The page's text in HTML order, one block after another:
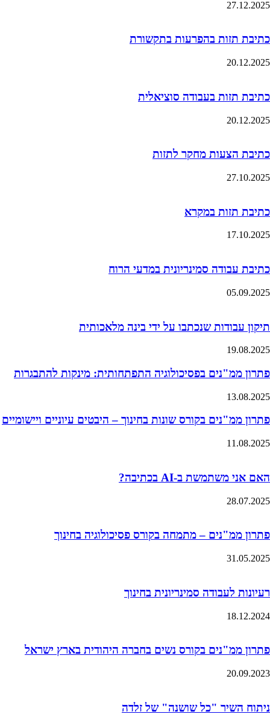
27.12.2025
כתיבת תזות בהפרעות בתקשורת
20.12.2025
כתיבת תזות בעבודה סוציאלית
20.12.2025
כתיבת הצעות מחקר לתזות
27.10.2025
כתיבת תזות במקרא
17.10.2025
כתיבת עבודה סמינריונית במדעי הרוח
05.09.2025
תיקון עבודות שנכתבו על ידי בינה מלאכותית
19.08.2025
פתרון ממ"נים בפסיכולוגיה התפתחותית: מינקות להתבגרות
13.08.2025
פתרון ממ"נים בקורס שונות בחינוך – היבטים עיוניים ויישומיים
11.08.2025
האם אני משתמשת ב-AI בכתיבה?
28.07.2025
פתרון ממ"נים – מתמחה בקורס פסיכולוגיה בחינוך
31.05.2025
רעיונות לעבודה סמינריונית בחינוך
18.12.2024
פתרון ממ"נים בקורס נשים בחברה היהודית בארץ ישראל
20.09.2023
ניתוח השיר "כל שושנה" של זלדה